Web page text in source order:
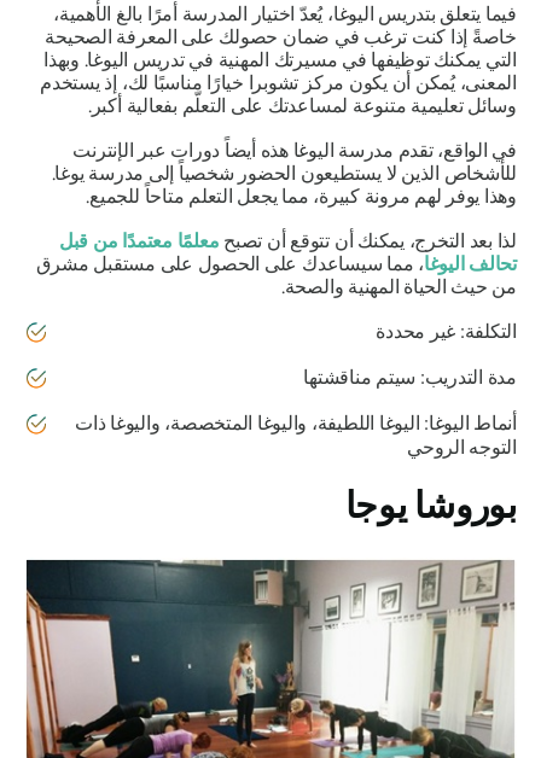
فيما يتعلق بتدريس اليوغا، يُعدّ اختيار المدرسة أمرًا بالغ الأهمية،
خاصةً إذا كنت ترغب في ضمان حصولك على المعرفة الصحيحة
التي يمكنك توظيفها في مسيرتك المهنية في تدريس اليوغا. وبهذا
المعنى، يُمكن أن يكون مركز تشوبرا خيارًا مناسبًا لك، إذ يستخدم
وسائل تعليمية متنوعة لمساعدتك على التعلّم بفعالية أكبر.
في الواقع، تقدم مدرسة اليوغا هذه أيضاً دورات عبر الإنترنت
للأشخاص الذين لا يستطيعون الحضور شخصياً إلى مدرسة يوغا.
وهذا يوفر لهم مرونة كبيرة، مما يجعل التعلم متاحاً للجميع.
لذا بعد التخرج، يمكنك أن تتوقع أن تصبحمعلمًا معتمدًا من قبل
تحالف اليوغا، مما سيساعدك على الحصول على مستقبل مشرق
من حيث الحياة المهنية والصحة.
التكلفة: غير محددة
مدة التدريب: سيتم مناقشتها
أنماط اليوغا: اليوغا اللطيفة، واليوغا المتخصصة، واليوغا ذات
التوجه الروحي
بوروشا يوجا